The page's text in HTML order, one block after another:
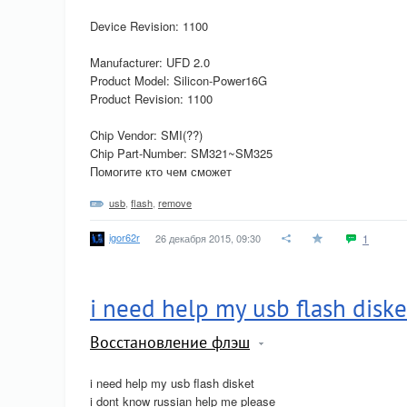
Device Revision: 1100
Manufacturer: UFD 2.0
Product Model: Silicon-Power16G
Product Revision: 1100
Chip Vendor: SMI(??)
Chip Part-Number: SM321~SM325
Помогите кто чем сможет
usb flash remove
igor62r 26 декабря 2015, 09:30 1
i need help my usb flash
Восстановление флэш
i need help my usb flash disket
i dont know russian help me please